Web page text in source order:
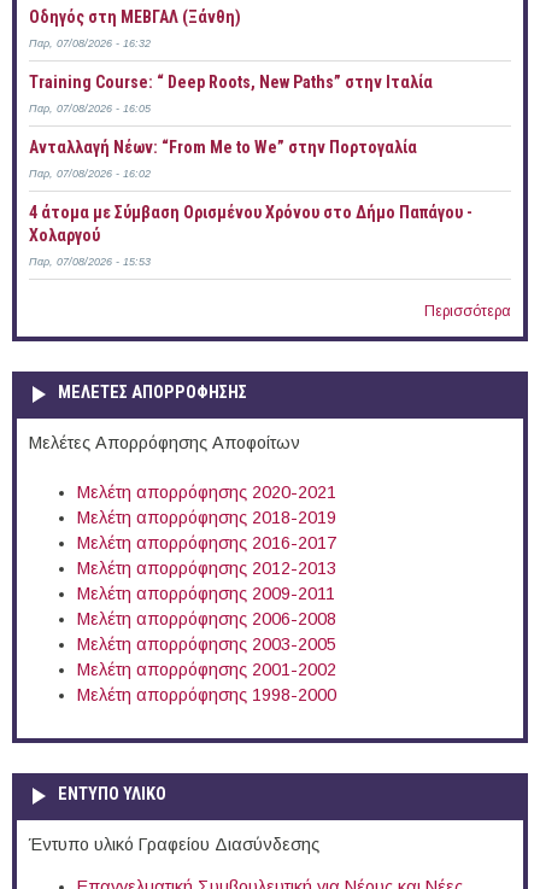
Οδηγός στη ΜΕΒΓΑΛ (Ξάνθη)
Παρ, 07/08/2026 - 16:32
Training Course: “ Deep Roots, New Paths” στην Ιταλία
Παρ, 07/08/2026 - 16:05
Ανταλλαγή Νέων: “From Me to We” στην Πορτογαλία
Παρ, 07/08/2026 - 16:02
4 άτομα με Σύμβαση Ορισμένου Χρόνου στο Δήμο Παπάγου -
Χολαργού
Παρ, 07/08/2026 - 15:53
Περισσότερα
ΜΕΛΕΤΕΣ ΑΠΟΡΡΟΦΗΣΗΣ
Μελέτες Απορρόφησης Αποφοίτων
Μελέτη απορρόφησης 2020-2021
Μελέτη απορρόφησης 2018-2019
Μελέτη απορρόφησης 2016-2017
Μελέτη απορρόφησης 2012-2013
Μελέτη απορρόφησης 2009-2011
Μελέτη απορρόφησης 2006-2008
Μελέτη απορρόφησης 2003-2005
Μελέτη απορρόφησης 2001-2002
Μελέτη απορρόφησης 1998-2000
ΕΝΤΥΠΟ ΥΛΙΚΟ
Έντυπο υλικό Γραφείου Διασύνδεσης